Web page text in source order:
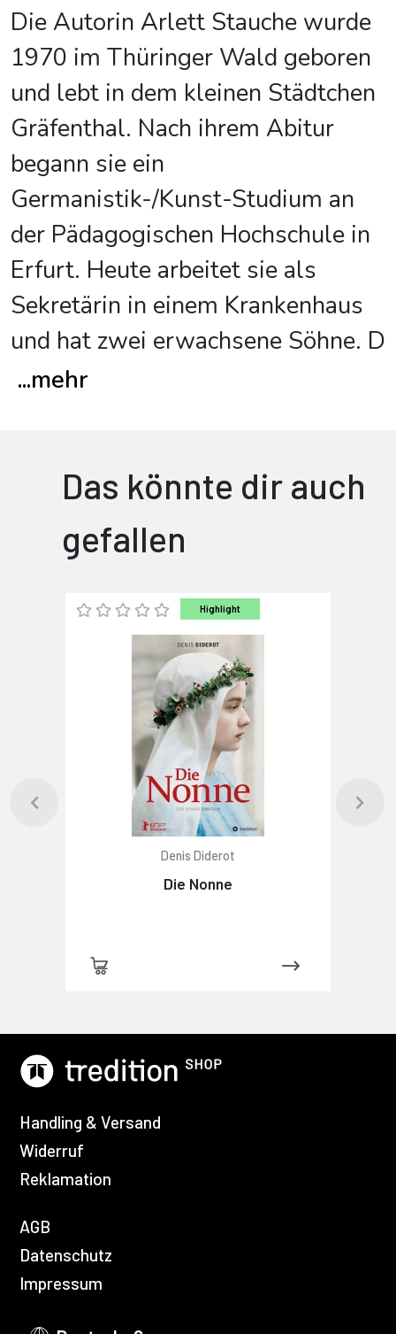
Die Autorin Arlett Stauche wurde
1970 im Thüringer Wald geboren
und lebt in dem kleinen Städtchen
Gräfenthal. Nach ihrem Abitur
begann sie ein
Germanistik-/Kunst-Studium an
der Pädagogischen Hochschule in
Erfurt. Heute arbeitet sie als
Sekretärin in einem Krankenhaus
und hat zwei erwachsene Söhne. D
...mehr
Das könnte dir auch
gefallen
Highlight
Denis Diderot
Die Nonne
Handling & Versand
Widerruf
Reklamation
AGB
Datenschutz
Impressum